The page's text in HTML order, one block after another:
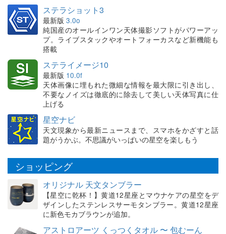
ステラショット3
最新版 3.0o
純国産のオールインワン天体撮影ソフトがパワーアッ
プ。ライブスタックやオートフォーカスなど新機能も
搭載
ステライメージ10
最新版 10.0f
天体画像に埋もれた微細な情報を最大限に引き出し、
不要なノイズは徹底的に除去して美しい天体写真に仕
上げる
星空ナビ
天文現象から最新ニュースまで、スマホをかざすと話
題がうかぶ。不思議がいっぱいの星空を楽しもう
ショッピング
オリジナル 天文タンブラー
【星空に乾杯！】黄道12星座とマウナケアの星空をデ
ザインしたステンレスサーモタンブラー。黄道12星座
に新色モカブラウンが追加。
アストロアーツ くっつくタオル 〜 包むーん